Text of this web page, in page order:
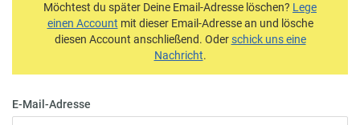
Möchtest du später Deine Email-Adresse löschen? Lege
einen Account mit dieser Email-Adresse an und lösche
diesen Account anschließend. Oderschick uns eine
Nachricht.
E-Mail-Adresse